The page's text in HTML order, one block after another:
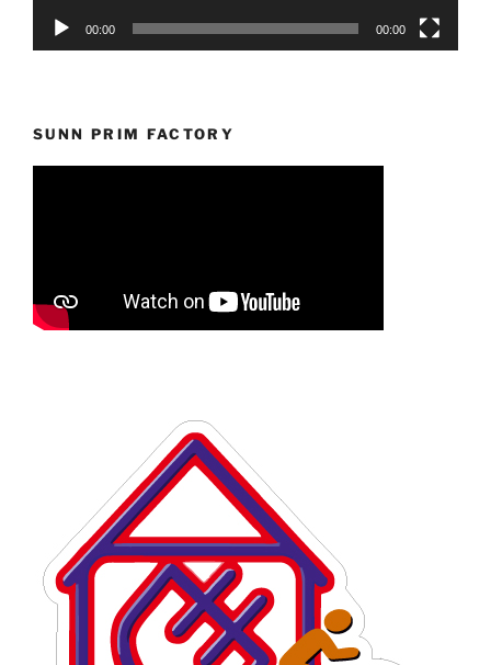
00:00 00:00
SUNN PRIM FACTORY